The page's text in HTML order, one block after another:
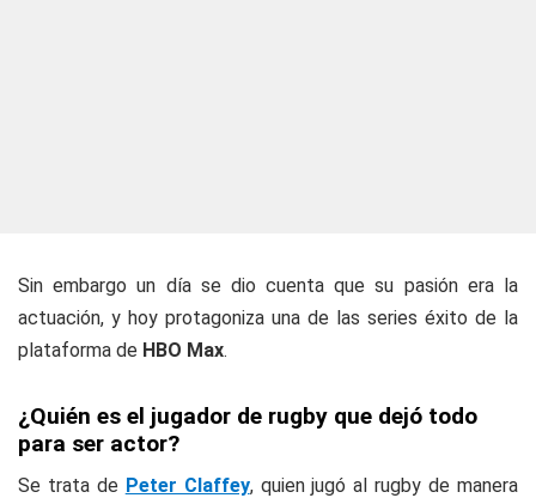
Sin embargo un día se dio cuenta que su pasión era la
actuación, y hoy protagoniza una de las series éxito de la
plataforma de HBO Max.
¿Quién es el jugador de rugby que dejó todo
para ser actor?
Se trata de Peter Claffey, quien jugó al rugby de manera